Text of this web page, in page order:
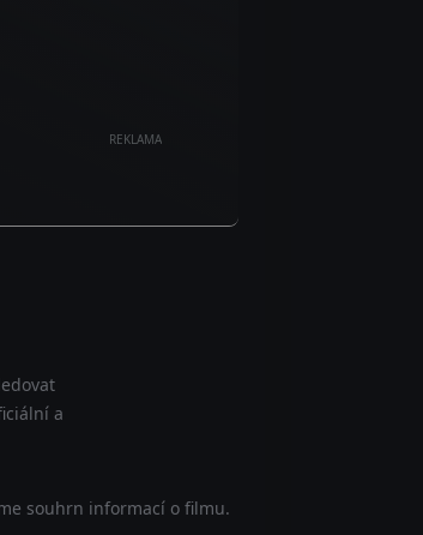
REKLAMA
a
souhrn informací o filmu.